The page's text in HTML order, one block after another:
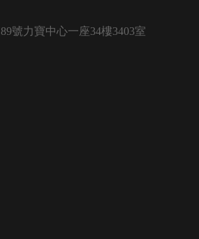
號力寶中心一座34樓3403室